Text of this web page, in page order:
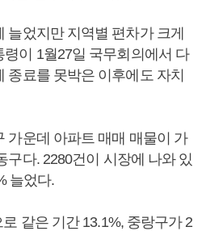
늘었지만 지역별 편차가 크게
령이 1월27일 국무회의에서 다
종료를 못박은 이후에도 자치
가운데 아파트 매매 매물이 가
구다. 2280건이 시장에 나와 있
늘었다.
같은 기간 13.1%, 중랑구가 2